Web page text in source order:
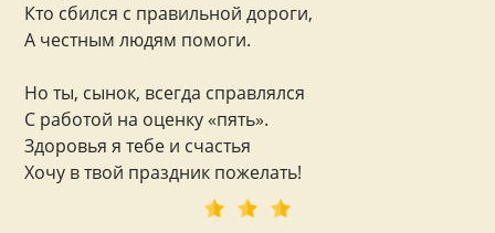
Кто сбился с правильной дороги,
А честным людям помоги.
Но ты, сынок, всегда справлялся
С работой на оценку «пять».
Здоровья я тебе и счастья
Хочу в твой праздник пожелать!